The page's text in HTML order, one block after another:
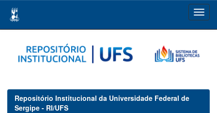
navigation
Repositório Institucional da Universidade Federal de
Sergipe - RI/UFS